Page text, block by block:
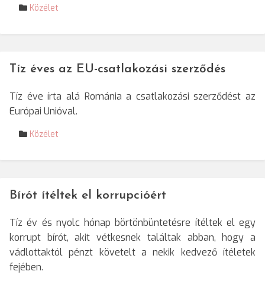
Közélet
Tíz éves az EU-csatlakozási szerződés
Tíz éve írta alá Románia a csatlakozási szerződést az
Európai Unióval.
Közélet
Bírót ítéltek el korrupcióért
Tíz év és nyolc hónap börtönbüntetésre ítéltek el egy
korrupt bírót, akit vétkesnek találtak abban, hogy a
vádlottaktól pénzt követelt a nekik kedvező ítéletek
fejében.